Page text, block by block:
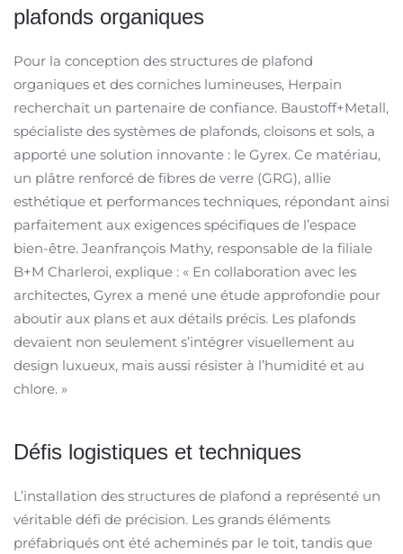
plafonds organiques
Pour la conception des structures de plafond
organiques et des corniches lumineuses, Herpain
recherchait un partenaire de confiance. Baustoff+Metall,
spécialiste des systèmes de plafonds, cloisons et sols, a
apporté une solution innovante : le Gyrex. Ce matériau,
un plâtre renforcé de fibres de verre (GRG), allie
esthétique et performances techniques, répondant ainsi
parfaitement aux exigences spécifiques de l’espace
bien-être. Jeanfrançois Mathy, responsable de la filiale
B+M Charleroi, explique : « En collaboration avec les
architectes, Gyrex a mené une étude approfondie pour
aboutir aux plans et aux détails précis. Les plafonds
devaient non seulement s’intégrer visuellement au
design luxueux, mais aussi résister à l’humidité et au
chlore. »
Défis logistiques et techniques
L’installation des structures de plafond a représenté un
véritable défi de précision. Les grands éléments
préfabriqués ont été acheminés par le toit, tandis que